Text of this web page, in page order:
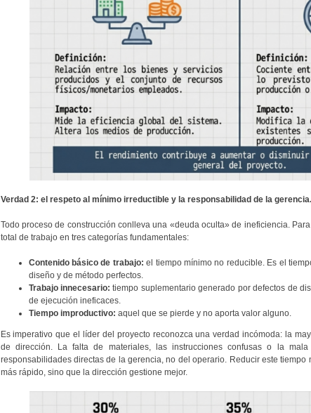
Verdad 2: el respeto al mínimo irreductible y la responsabilidad de la gerencia.
Todo proceso de construcción conlleva una «deuda oculta» de ineficiencia.
total de trabajo en tres categorías fundamentales:
Contenido básico de trabajo: el tiempo mínimo no reducible. Es el
diseño y de método perfectos.
Trabajo innecesario: tiempo suplementario generado por defectos de
de ejecución ineficaces.
Tiempo improductivo: aquel que se pierde y no aporta valor alguno.
Es imperativo que el líder del proyecto reconozca una verdad incómoda: la
de dirección. La falta de materiales, las instrucciones confusas o la
responsabilidades directas de la gerencia, no del operario. Reducir este
más rápido, sino que la dirección gestione mejor.